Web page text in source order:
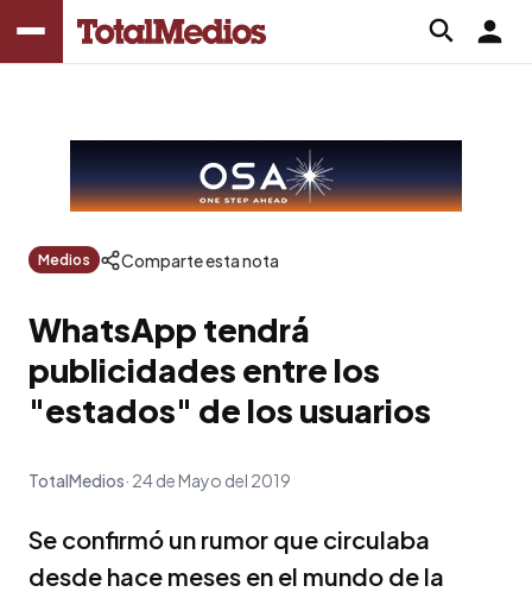
Medios Comparte esta nota
WhatsApp tendrá
publicidades entre los
"estados" de los usuarios
TotalMedios 24 de Mayo del 2019
Se confirmó un rumor que circulaba
desde hace meses en el mundo de la